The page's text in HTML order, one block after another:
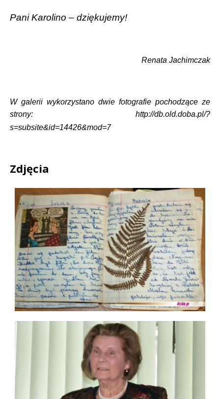
Pani Karolino – dziękujemy!
Renata Jachimczak
W galerii wykorzystano dwie fotografie pochodzące ze
strony: http://db.old.doba.pl/?
s=subsite&id=14426&mod=7
Zdjęcia